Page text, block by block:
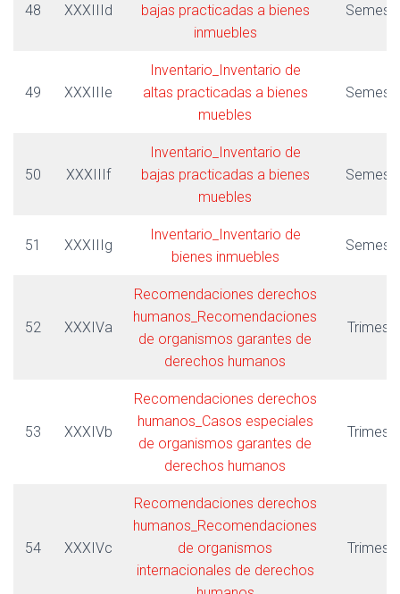
48 XXXIIId
bajas practicadas a bienes
inmuebles
49 XXXIIIe
Inventario_Inventario de
altas practicadas a bienes
muebles
50 XXXIIIf
Inventario_Inventario de
bajas practicadas a bienes
muebles
51 XXXIIIg
Inventario_Inventario de
bienes inmuebles
52 XXXIVa
Recomendaciones derechos
humanos_Recomendaciones
de organismos garantes de
derechos humanos
53 XXXIVb
Recomendaciones derechos
humanos_Casos especiales
de organismos garantes de
derechos humanos
54 XXXIVc
Recomendaciones derechos
humanos_Recomendaciones
de organismos
internacionales de derechos